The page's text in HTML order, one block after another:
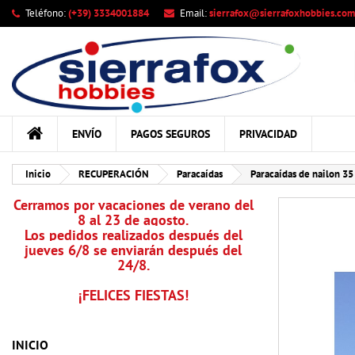
Teléfono:(+39) 3334001884 Email:sierrafox@sierrafoxhobbies.com
ENVÍO PAGOS SEGUROS PRIVACIDAD
Inicio RECUPERACIÓN Paracaídas Paracaídas de nailon
Cerramos por vacaciones de verano del
8 al 23 de agosto.
Los pedidos realizados después del
jueves 6/8 se enviarán después del
24/8.
¡FELICES FIESTAS!
INICIO